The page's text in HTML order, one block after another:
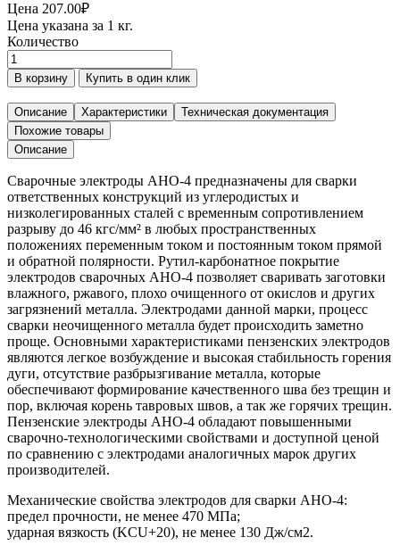
Цена 207.00₽
Цена указана за 1 кг.
Количество
Количество
товара
Электроды
АНО-4
ф5
(5кг.),
кг.
В корзину Купить в один клик
Описание Характеристики
Техническая документация
Похожие товары
Описание
Сварочные электроды АНО-4 предназначены для сварки
ответственных конструкций из углеродистых и
низколегированных сталей с временным сопротивлением
разрыву до 46 кгс/мм² в любых пространственных
положениях переменным током и постоянным током прямой
и обратной полярности. Рутил-карбонатное покрытие
электродов сварочных АНО-4 позволяет сваривать заготовки
влажного, ржавого, плохо очищенного от окислов и других
загрязнений металла. Электродами данной марки, процесс
сварки неочищенного металла будет происходить заметно
проще. Основными характеристиками пензенских электродов
являются легкое возбуждение и высокая стабильность горения
дуги, отсутствие разбрызгивание металла, которые
обеспечивают формирование качественного шва без трещин и
пор, включая корень тавровых швов, а так же горячих трещин.
Пензенские электроды АНО-4 обладают повышенными
сварочно-технологическими свойствами и доступной ценой
по сравнению с электродами аналогичных марок других
производителей.
Механические свойства электродов для сварки АНО-4:
предел прочности, не менее 470 МПа;
ударная вязкость (KCU+20), не менее 130 Дж/см2.